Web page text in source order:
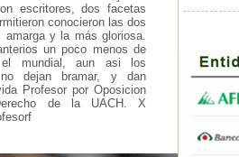
escritores, dos facetas
conocieron las dos
y la más gloriosa.
un poco menos de
mundial, aun asi los
no dejan bramar, y dan
Profesor por Oposicion
de la UACH. X